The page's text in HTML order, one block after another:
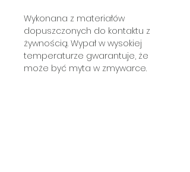
Wykonana z materiałów
dopuszczonych do kontaktu z
żywnością. Wypał w wysokiej
temperaturze gwarantuje, że
może być myta w zmywarce.